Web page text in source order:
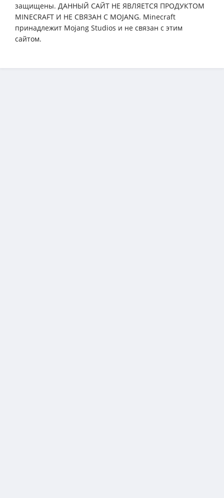
защищены. ДАННЫЙ САЙТ НЕ ЯВЛЯЕТСЯ ПРОДУКТОМ
MINECRAFT И НЕ СВЯЗАН С MOJANG. Minecraft
принадлежит Mojang Studios и не связан с этим
сайтом.